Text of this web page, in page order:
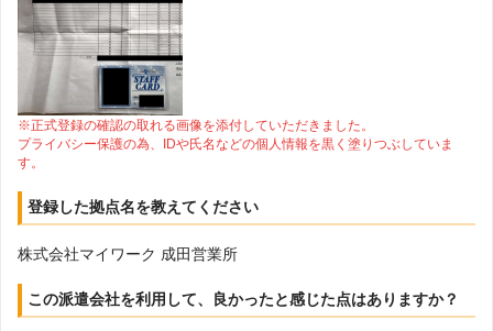
※正式登録の確認の取れる画像を添付していただきました。
プライバシー保護の為、IDや氏名などの個人情報を黒く塗りつぶしていま
す。
登録した拠点名を教えてください
株式会社マイワーク 成田営業所
この派遣会社を利用して、良かったと感じた点はありますか？